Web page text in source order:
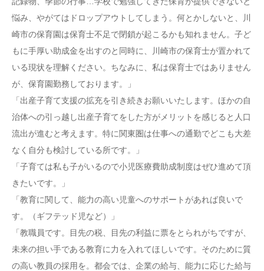
悩み、やがてはドロップアウトしてしまう。何とかしないと、川
崎市の保育園は保育士不足で閉鎖が起こるかも知れません。子ど
もに手厚い助成金を出すのと同時に、川崎市の保育士が置かれて
いる現状を理解ください。ちなみに、私は保育士ではありません
が、保育園勤務しております。」
「出産子育て支援の拡充を引き続きお願いいたします。ほかの自
治体への引っ越し出産子育てをした方がメリットを感じると人口
流出が進むと考えます。特に関東圏は仕事への通勤でどこも大差
なく自分も検討している所です。」
「子育ては私も子がいるので小児医療費助成制度はぜひ進めて頂
きたいです。」
「教育に関して、能力の高い児童へのサポートがあれば良いで
す。（ギフテッド児など）」
「教職員です。目先の税、目先の利益に票をとられがちですが、
未来の担い手である教育に力を入れてほしいです。そのために質
の高い教員の採用を。都会では、企業の給与、能力に応じた給与